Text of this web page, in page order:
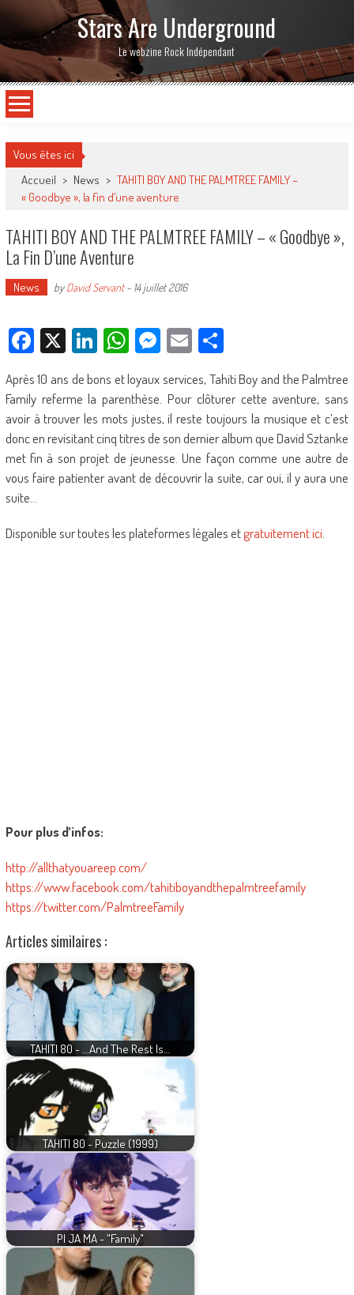
Stars Are Underground
Le webzine Rock Indépendant
Vous êtes ici
Accueil > News > TAHITI BOY AND THE PALMTREE FAMILY –
« Goodbye », la fin d’une aventure
TAHITI BOY AND THE PALMTREE FAMILY – « Goodbye »,
La Fin D’une Aventure
News byDavid Servant- 14 juillet 2016
Facebook
X LinkedIn
WhatsApp
Messenger
EmailPartager
Après 10 ans de bons et loyaux services, Tahiti Boy and the Palmtree
Family referme la parenthèse. Pour clôturer cette aventure, sans
avoir à trouver les mots justes, il reste toujours la musique et c’est
donc en revisitant cinq titres de son dernier album que David Sztanke
met fin à son projet de jeunesse. Une façon comme une autre de
vous faire patienter avant de découvrir la suite, car oui, il y aura une
suite…
Disponible sur toutes les plateformes légales etgratuitement ici.
Pour plus d’infos:
http://allthatyouareep.com/
https://www.facebook.com/tahitiboyandthepalmtreefamily
https://twitter.com/PalmtreeFamily
Articles similaires :
TAHITI 80 - ...And The Rest Is…
TAHITI 80 - Puzzle (1999)
PI JA MA - "Family"